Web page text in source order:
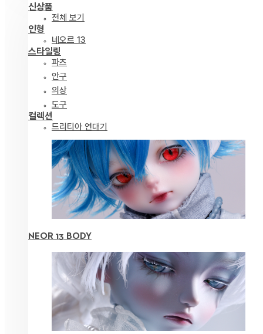
신상품
전체 보기
인형
네오르 13
스타일링
파츠
안구
의상
도구
컬렉션
드리티아 연대기
NEOR 13 BODY